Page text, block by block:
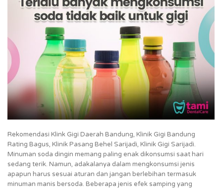
Rekomendasi Klink Gigi Daerah Bandung, Klinik Gigi Bandung
Rating Bagus, Klinik Pasang Behel Sarijadi, Klinik Gigi Sarijadi.
Minuman soda dingin memang paling enak dikonsumsi saat hari
sedang terik. Namun, adakalanya dalam mengkonsumsi jenis
apapun harus sesuai aturan dan jangan berlebihan termasuk
minuman manis bersoda. Beberapa jenis efek samping yang